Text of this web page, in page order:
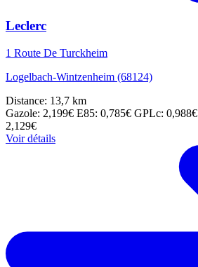
Leclerc
1 Route De Turckheim
Logelbach-Wintzenheim (68124)
Distance: 13,7 km
Gazole: 2,199€ E85: 0,785€ GPLc: 0,988€
2,129€
Voir détails